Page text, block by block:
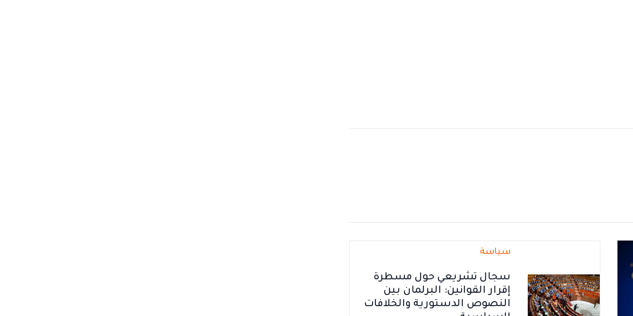
سياسة
سجال تشريعي حول مسطرة
إقرار القوانين: البرلمان بين
النصوص الدستورية والخلافات